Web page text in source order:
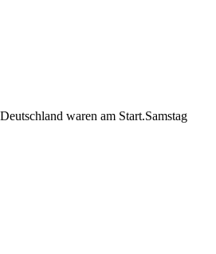
waren am Start.Samstag